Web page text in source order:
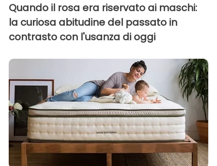
Quando il rosa era riservato ai maschi:
la curiosa abitudine del passato in
contrasto con l'usanza di oggi